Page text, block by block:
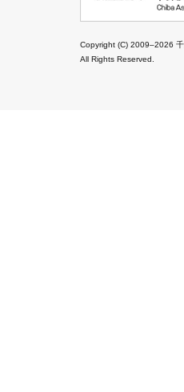
Copyright (C) 2009–2026
All Rights Reserved.